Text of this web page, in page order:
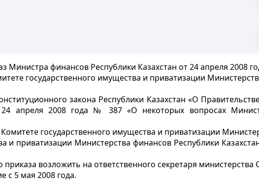
Министра финансов Республики Казахстан от 24 апреля 2008
государственного имущества и приватизации
закона Республики Казахстан «О
24 апреля 2008 года № 387 «О некоторых вопросах
государственного имущества и приватизации
и приватизации Министерства финансов Республики
возложить на ответственного секретаря министерства
с 5 мая 2008 года.